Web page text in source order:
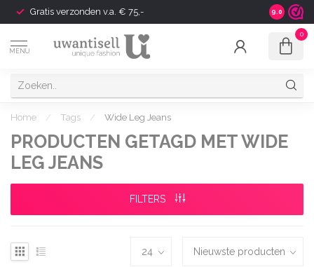
Gratis verzonden v.a. € 75,- Shipping
9.0
MENU
0
Home / Tags / Wide Leg Jeans
PRODUCTEN GETAGD MET WIDE
LEG JEANS
FILTERS